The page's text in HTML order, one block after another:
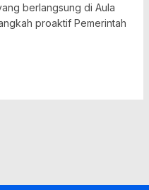
berlangsung di Aula
proaktif Pemerintah